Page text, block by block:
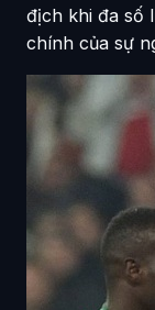
địch khi đa số
chính của sự